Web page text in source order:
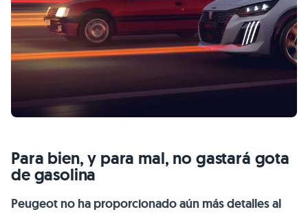
Para bien, y para mal, no gastará gota
de gasolina
Peugeot no ha proporcionado aún más detalles al